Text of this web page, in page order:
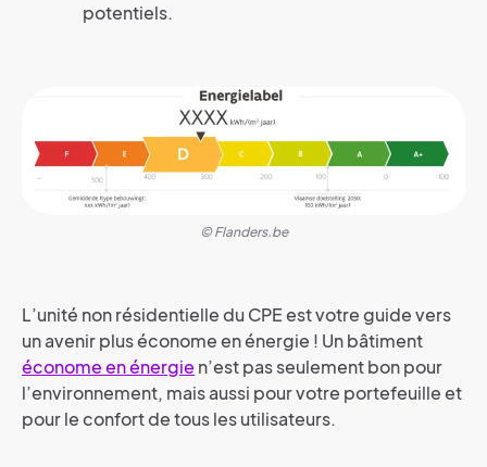
potentiels.
© Flanders.be
L’unité non résidentielle du CPE est votre guide vers
un avenir plus économe en énergie ! Un bâtiment
économe en énergie n’est pas seulement bon pour
l’environnement, mais aussi pour votre portefeuille et
pour le confort de tous les utilisateurs.